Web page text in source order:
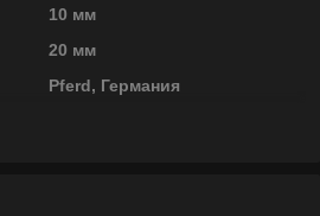
10 мм
20 мм
Pferd, Германия